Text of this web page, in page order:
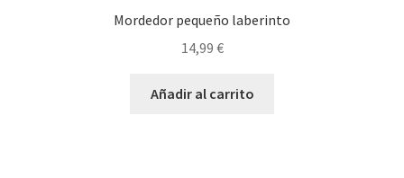
Mordedor pequeño laberinto
14,99 €
Añadir al carrito